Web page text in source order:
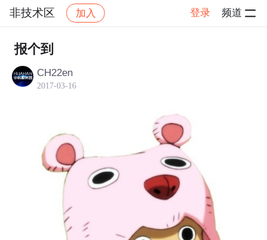
非技术区 加入 登录 频道
社区 非技术区
报个到
CH22en
2017-03-16